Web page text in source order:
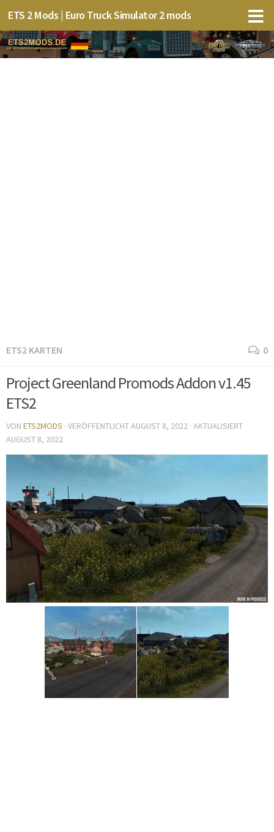
ETS 2 Mods | Euro Truck Simulator 2 mods
ETS2 KARTEN 0
Project Greenland Promods Addon v1.45
ETS2
VON ETS2MODS · VERÖFFENTLICHTAUGUST 8, 2022 · AKTUALISIERT
AUGUST 8, 2022